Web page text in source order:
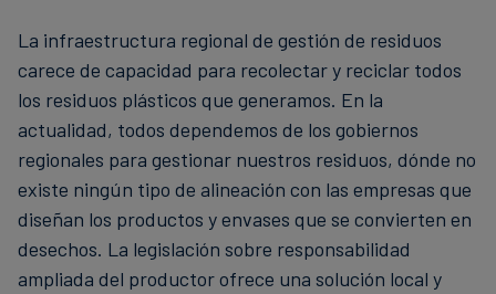
La infraestructura regional de gestión de residuos
carece de capacidad para recolectar y reciclar todos
los residuos plásticos que generamos. En la
actualidad, todos dependemos de los gobiernos
regionales para gestionar nuestros residuos, dónde no
existe ningún tipo de alineación con las empresas que
diseñan los productos y envases que se convierten en
desechos. La legislación sobre responsabilidad
ampliada del productor ofrece una solución local y